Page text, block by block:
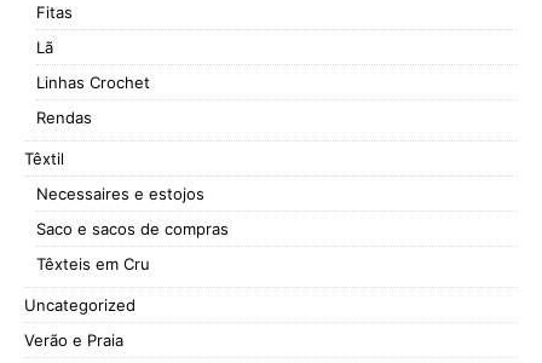
Fitas
Lã
Linhas Crochet
Rendas
Têxtil
Necessaires e estojos
Saco e sacos de compras
Têxteis em Cru
Uncategorized
Verão e Praia